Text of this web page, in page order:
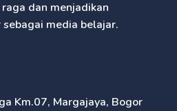
dan menjadikan
media belajar.
Km.07, Margajaya, Bogor